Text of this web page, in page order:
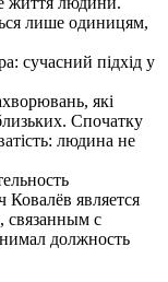
лише одиницям,
сучасний підхід у
які
Спочатку
людина не
является
связанным с
должность